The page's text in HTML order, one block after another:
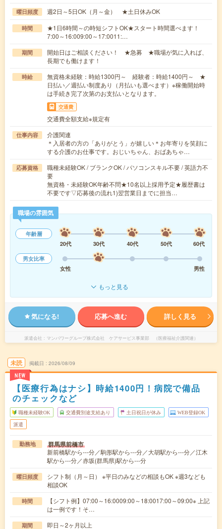
曜日頻度 週2日～5日OK（月～金） ★土日休みOK
時間
★1日6時間～の時短シフトOK★スタート時間選べます！
7:00～16:009:00～17:0011:…
期間
開始日はご相談ください！ ★急募 ★職場が気に入れば、
長期でも働けます！
時給
無資格未経験：時給1300円～ 経験者：時給1400円～ ★
日払い／週払い制度あり（月払いも選べます）※稼働開始時
は手続き完了次第のお支払いとなります。
交通費
交通費全額支給※規定有
仕事内容
介護関連
＊入居者の方の「ありがとう」が嬉しい＊お年寄りを笑顔に
する介護のお仕事です。おじいちゃん、おばあちゃ…
応募資格
職種未経験OK / ブランクOK / パソコンスキル不要 / 英語力不
要
無資格・未経験OK年齢不問★10名以上採用予定★履歴書は
不要です▽応募後の流れ1)翌営業日までに担当…
職場の雰囲気
年齢層
20代
30代 40代 50代
60代
男女比率
女性
男性
もっと見る
気になる! 応募へ進む 詳しく見る
派遣会社 マンパワーグループ株式会社 ケアサービス事業部 （医療福祉介護関連）
未読
NEW
掲載日 2026/08/09
【医療行為はナシ】時給1400円！病院で備品
のチェックなど
職種未経験OK 交通費別途支給あり 土日祝日が休み WEB登録OK
派遣
勤務地 群馬県前橋市
新前橋駅から---分／駒形駅から---分／大胡駅から---分／江木
駅から---分／赤坂(群馬県)駅から---分
曜日頻度
シフト制（月～日） ※平日のみなどの相談もOK ※週3なども
相談OK
時間
【シフト例】07:00～16:0009:00～18:0017:00～09:00※ 上記
は一例です！そ…
期間 即日～2ヶ月以上